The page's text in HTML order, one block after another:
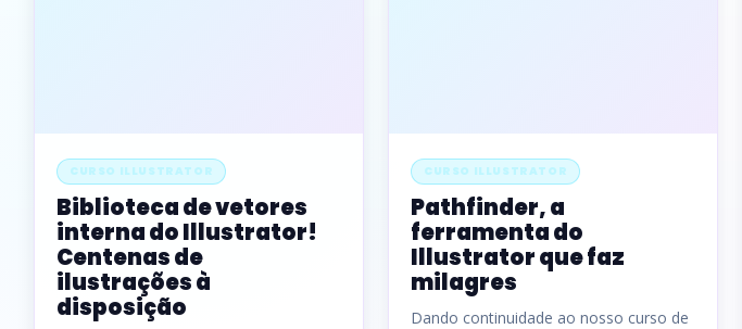
CURSO ILLUSTRATOR
Biblioteca de vetores
interna do Illustrator!
Centenas de
ilustrações à
disposição
CURSO ILLUSTRATOR
Pathfinder, a
ferramenta do
Illustrator que faz
milagres
Dando continuidade ao nosso curso de